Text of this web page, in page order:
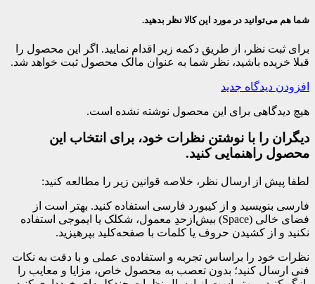
شما هم می‌توانید در مورد این کالا نظر بدهید.
برای ثبت نظر، از طریق دکمه زیر اقدام نمایید. اگر این محصول را
قبلا خریده باشید، نظر شما به عنوان مالک محصول ثبت خواهد شد.
افزودن دیدگاه جدید
هیچ دیدگاهی برای این محصول نوشته نشده است.
دیگران را با نوشتن نظرات خود، برای انتخاب این
محصول راهنمایی کنید.
لطفا پیش از ارسال نظر، خلاصه قوانین زیر را مطالعه کنید:
فارسی بنویسید و از کیبورد فارسی استفاده کنید. بهتر است از
فضای خالی (Space) بیش‌از‌حدِ معمول، شکلک یا ایموجی استفاده
نکنید و از کشیدن حروف یا کلمات با صفحه‌کلید بپرهیزید.
نظرات خود را براساس تجربه و استفاده‌ی عملی و با دقت به نکات
فنی ارسال کنید؛ بدون تعصب به محصول خاص، مزایا و معایب را